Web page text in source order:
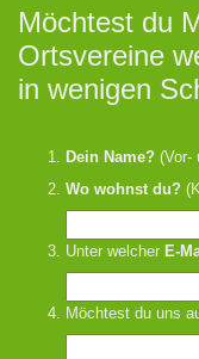
Möchtest du
Ortsvereine
in wenigen
Dein Name? (Vor-
Wo wohnst du?
Unter welcher E-
Möchtest du uns